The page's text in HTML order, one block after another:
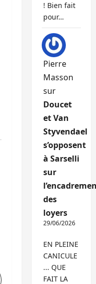
! Bien fait
pour…
Pierre
Masson
sur
Doucet
et Van
Styvendael
s’opposent
à Sarselli
sur
des
loyers
29/06/2026
EN PLEINE
CANICULE
... QUE
FAIT LA